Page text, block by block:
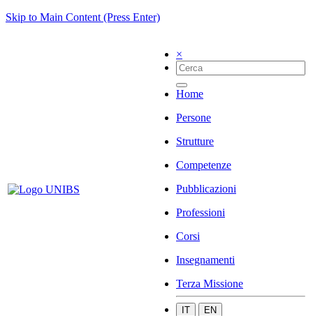
Skip to Main Content (Press Enter)
×
Home
Persone
Strutture
Competenze
Pubblicazioni
Professioni
Corsi
Insegnamenti
Terza Missione
IT EN